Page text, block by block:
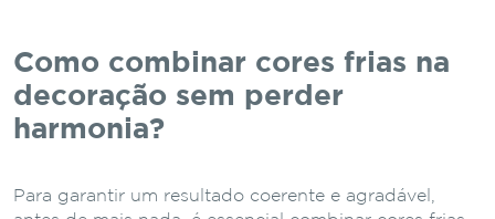
Como combinar cores frias na
decoração sem perder
harmonia?
Para garantir um resultado coerente e agradável,